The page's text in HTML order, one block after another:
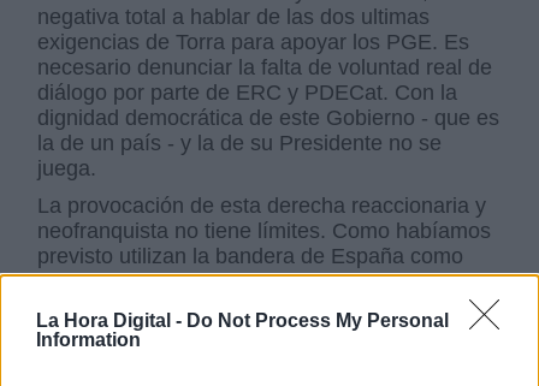
La Hora Digital - Do Not Process My Personal
Information
negativa total a hablar de las dos ultimas
exigencias de Torra para apoyar los PGE. Es
necesario denunciar la falta de voluntad real de
diálogo por parte de ERC y PDECat. Con la
dignidad democrática de este Gobierno - que es
la de un país - y la de su Presidente no se
juega.
La provocación de esta derecha reaccionaria y
neofranquista no tiene límites. Como habíamos
previsto utilizan la bandera de España como
arma arrojadiza, como reclamo partidista. Lo
anterior, unido a la pretendida defensa de la
unidad de la patria como motivo para convocar